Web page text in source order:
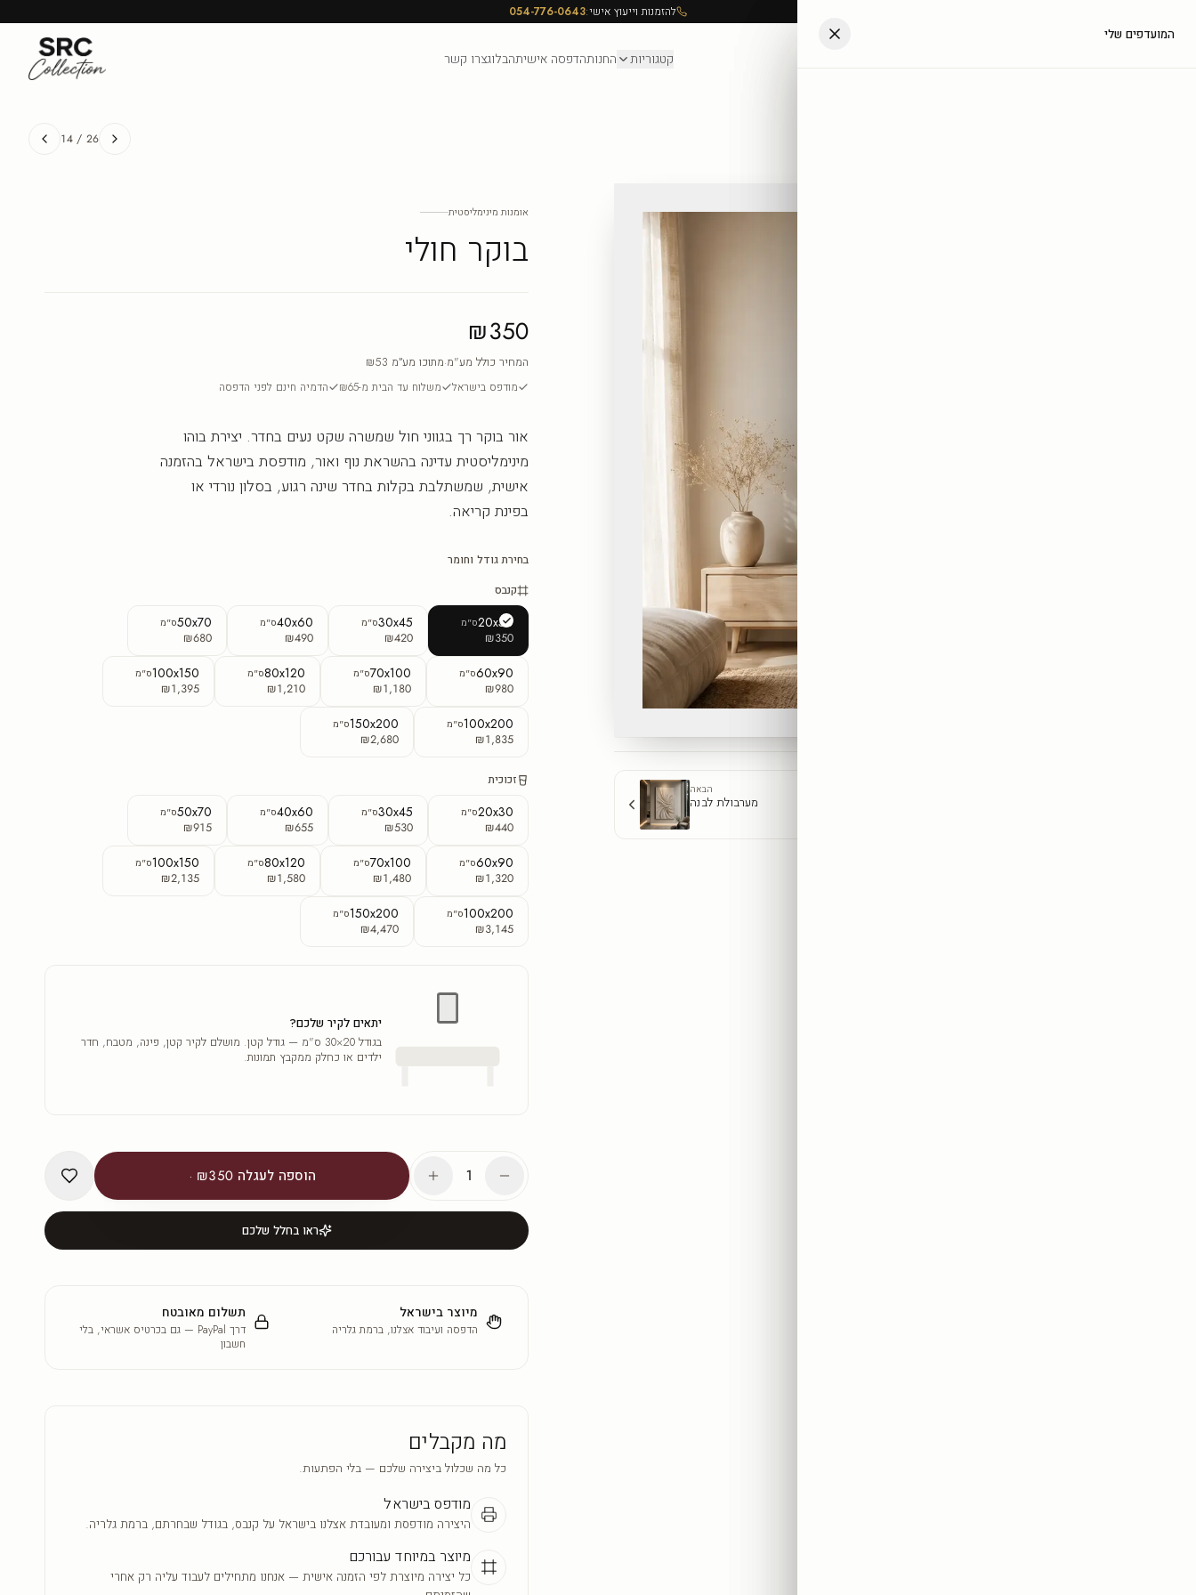
להזמנות וייעוץ אישי:054-776-0643
קטגוריות החנותהדפסה אישיתהבלוגצרו קשר
14 / 26
הבאה
מערבולת לבנה
אומנות מינימליסטית
בוקר חולי
₪350
המחיר כולל מע"מ·מתוכו מע״מ ₪53
מודפס בישראל
משלוח עד הבית מ-₪65 הדמיה חינם לפני הדפסה
אור בוקר רך בגווני חול שמשרה שקט נעים בחדר. יצירת בוהו
מינימליסטית עדינה בהשראת נוף ואור, מודפסת בישראל בהזמנה
אישית, שמשתלבת בקלות בחדר שינה רגוע, בסלון נורדי או
בפינת קריאה.
בחירת גודל וחומר
קנבס
20x30ס"מ
₪350
30x45ס"מ
₪420
40x60ס"מ
₪490
50x70ס"מ
₪680
60x90ס"מ
₪980
70x100ס"מ
₪1,180
80x120ס"מ
₪1,210
100x150ס"מ
₪1,395
100x200ס"מ
₪1,835
150x200ס"מ
₪2,680
זכוכית
20x30ס"מ
₪440
30x45ס"מ
₪530
40x60ס"מ
₪655
50x70ס"מ
₪915
60x90ס"מ
₪1,320
70x100ס"מ
₪1,480
80x120ס"מ
₪1,580
100x150ס"מ
₪2,135
100x200ס"מ
₪3,145
150x200ס"מ
₪4,470
יתאים לקיר שלכם?
בגודל 20×30 ס"מ — גודל קטן. מושלם לקיר קטן, פינה, מטבח, חדר
ילדים או כחלק ממקבץ תמונות.
1 הוספה לעגלה · ₪350
ראו בחלל שלכם
מיוצר בישראל
הדפסה ועיבוד אצלנו, ברמת גלריה
תשלום מאובטח
דרך PayPal — גם בכרטיס אשראי, בלי
חשבון
מה מקבלים
כל מה שכלול ביצירה שלכם — בלי הפתעות.
מודפס בישראל
היצירה מודפסת ומעובדת אצלנו בישראל על קנבס, בגודל שבחרתם, ברמת גלריה.
מיוצר במיוחד עבורכם
כל יצירה מיוצרת לפי הזמנה אישית — אנחנו מתחילים לעבוד עליה רק אחרי
העגלה שלך
המועדפים שלי